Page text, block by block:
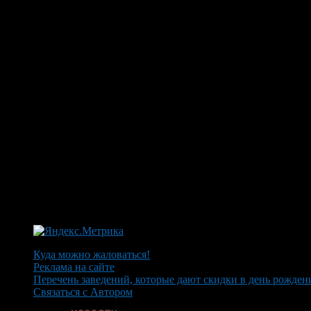
Куда можно жаловаться!
Реклама на сайте
Перечень заведений, которые дают скидки в день
Связаться с Автором